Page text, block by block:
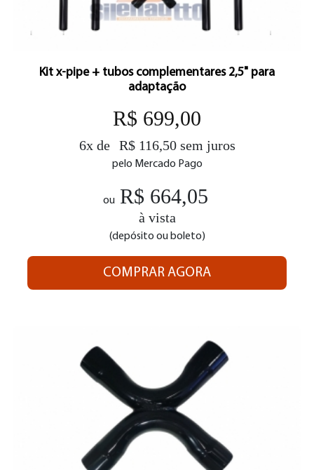
Kit x-pipe + tubos complementares 2,5" para
adaptação
R$ 699,00
6x de R$ 116,50 sem juros
pelo Mercado Pago
ou R$ 664,05
à vista
(depósito ou boleto)
COMPRAR AGORA